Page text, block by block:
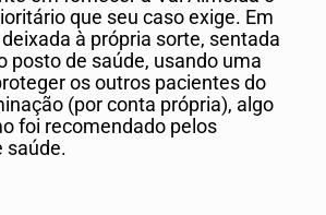
que seu caso exige. Em
à própria sorte, sentada
posto de saúde, usando uma
os outros pacientes do
(por conta própria), algo
foi recomendado pelos
saúde.